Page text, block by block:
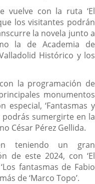
vuelve con la ruta ‘El
los visitantes podrán
la novela junto a
la de Academia de
Histórico y los
la programación de
monumentos
especial, ‘Fantasmas y
podrás sumergirte en la
César Pérez Gellida.
teniendo un gran
de este 2024, con ‘El
fantasmas de Fabio
de ‘Marco Topo’.